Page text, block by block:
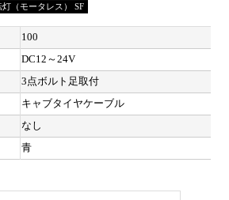
灯（モータレス） SF
100
DC12～24V
3点ボルト足取付
キャブタイヤケーブル
なし
青